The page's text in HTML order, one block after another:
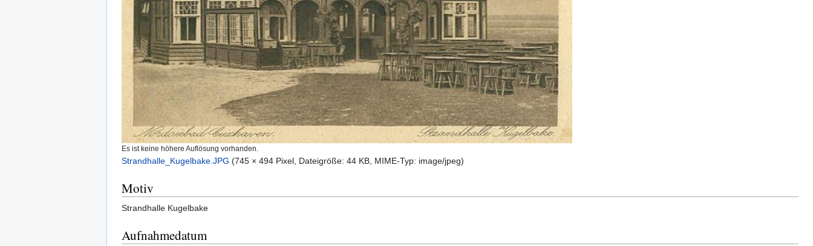
Es ist keine höhere Auflösung vorhanden.
Strandhalle_Kugelbake.JPG (745 × 494 Pixel, Dateigröße: 44 KB, MIME-Typ: image/jpeg)
Motiv
Strandhalle Kugelbake
Aufnahmedatum